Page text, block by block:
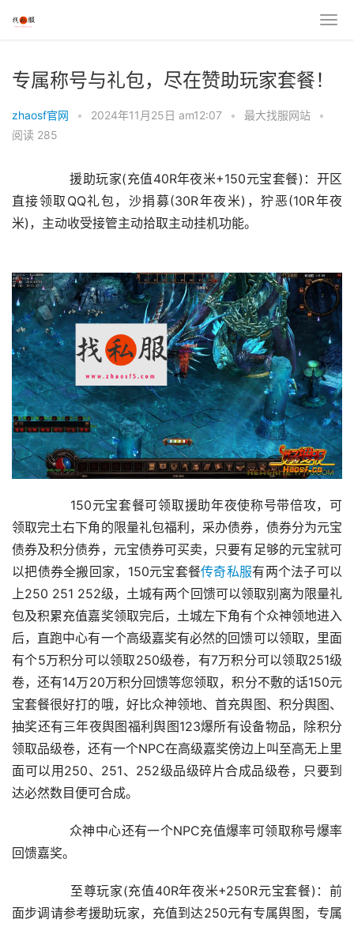
专属称号与礼包，尽在赞助玩家套餐！
zhaosf官网 • 2024年11月25日 am12:07 • 最大找服网站
•
阅读 285
直接领取QQ礼包，沙捐募(30R年夜米)，狞恶(10R年夜
米)，主动收受接管主动拾取主动挂机功能。
领取完土右下角的限量礼包福利，采办债券，债券分为元宝
债券及积分债券，元宝债券可买卖，只要有足够的元宝就可
以把债券全搬回家，150元宝套餐传奇私服有两个法子可以
上250 251 252级，土城有两个回馈可以领取别离为限量礼
包及积累充值嘉奖领取完后，土城左下角有个众神领地进入
后，直跑中心有一个高级嘉奖有必然的回馈可以领取，里面
有个5万积分可以领取250级卷，有7万积分可以领取251级
卷，还有14万20万积分回馈等您领取，积分不敷的话150元
宝套餐很好打的哦，好比众神领地、首充舆图、积分舆图、
抽奖还有三年夜舆图福利舆图123爆所有设备物品，除积分
领取品级卷，还有一个NPC在高级嘉奖傍边上叫至高无上里
面可以用250、251、252级品级碎片合成品级卷，只要到
达必然数目便可合成。
回馈嘉奖。
面步调请参考援助玩家，充值到达250元有专属舆图，专属